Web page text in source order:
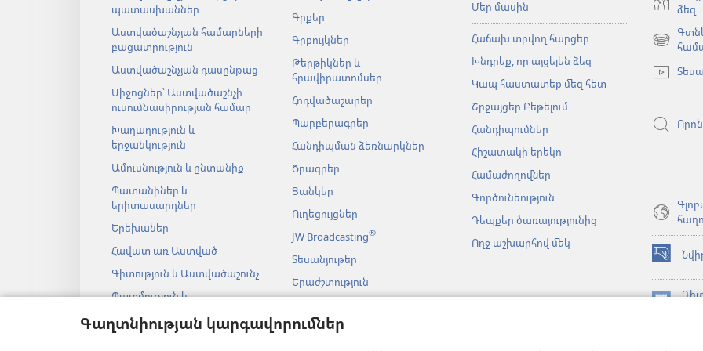
Գաղտնիության կարգավորումներ
պատասխաններ
Աստվածաշնչյան համարների
բացատրություն
Աստվածաշնչյան դասընթաց
Միջոցներ՝ Աստվածաշնչի
ուսումնասիրության համար
Խաղաղություն և
երջանկություն
Ամուսնություն և ընտանիք
Պատանիներ և
երիտասարդներ
Երեխաներ
Հավատ առ Աստված
Գիտություն և Աստվածաշունչ
Պատմություն և
Գրքեր
Գրքույկներ
Թերթիկներ և
հրավիրատոմսեր
Հոդվածաշարեր
Պարբերագրեր
Հանդիպման ձեռնարկներ
Ծրագրեր
Ցանկեր
Ուղեցույցներ
JW Broadcasting®
Տեսանյութեր
Երաժշտություն
աուդիոներկայացումներ
Մեր մասին
Հաճախ տրվող հարցեր
Խնդրեք, որ այցելեն ձեզ
Կապ հաստատեք մեզ հետ
Շրջայցեր Բեթելում
Հանդիպումներ
Հիշատակի երեկո
Համաժողովներ
Գործունեություն
Դեպքեր ծառայությունից
Ողջ աշխարհով մեկ
ձեզ
(բացվում
նոր
(բացվում
է
նոր